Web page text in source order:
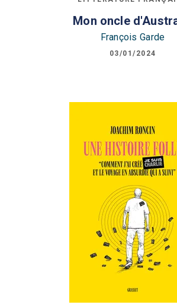
Mon oncle
François Garde
03/01/2024